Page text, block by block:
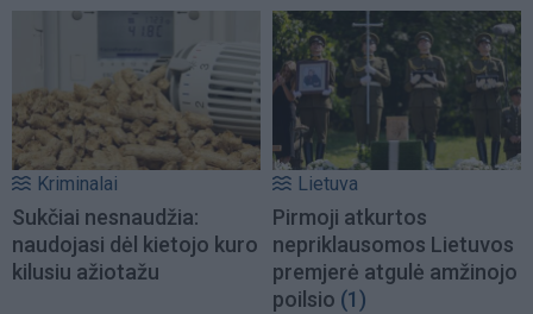
Kriminalai
Sukčiai nesnaudžia:
naudojasi dėl kietojo kuro
kilusiu ažiotažu
Lietuva
Pirmoji atkurtos
nepriklausomos Lietuvos
premjerė atgulė amžinojo
poilsio (1)